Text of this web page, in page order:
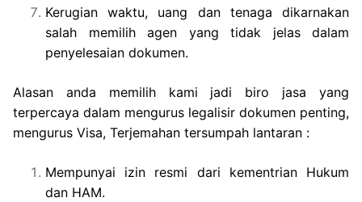
Kerugian waktu, uang dan tenaga dikarnakan
salah memilih agen yang tidak jelas dalam
penyelesaian dokumen.
Alasan anda memilih kami jadi biro jasa yang
terpercaya dalam mengurus legalisir dokumen penting,
mengurus Visa, Terjemahan tersumpah lantaran :
Mempunyai izin resmi dari kementrian Hukum
dan HAM.